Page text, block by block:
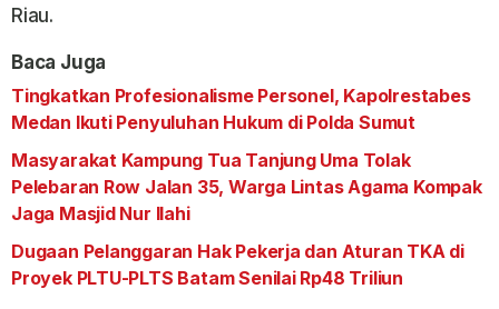
Riau.
Baca Juga
Tingkatkan Profesionalisme Personel, Kapolrestabes
Medan Ikuti Penyuluhan Hukum di Polda Sumut
Masyarakat Kampung Tua Tanjung Uma Tolak
Pelebaran Row Jalan 35, Warga Lintas Agama Kompak
Jaga Masjid Nur Ilahi
Dugaan Pelanggaran Hak Pekerja dan Aturan TKA di
Proyek PLTU-PLTS Batam Senilai Rp48 Triliun